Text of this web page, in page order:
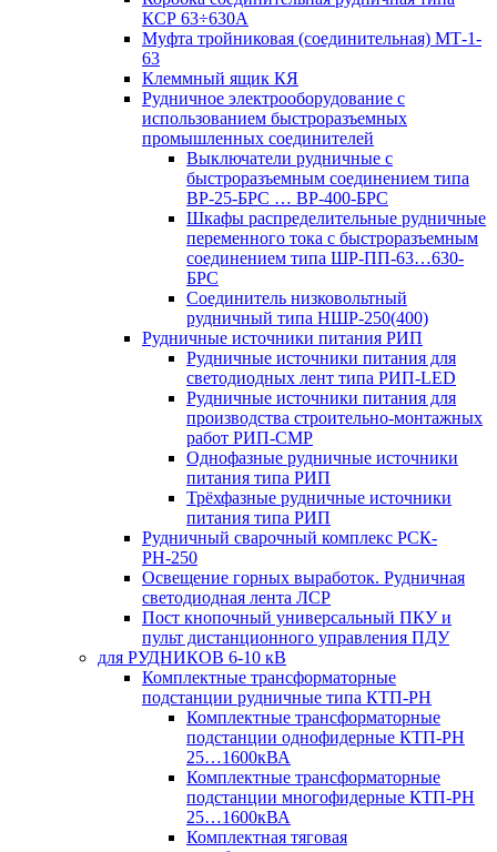
КСР 63÷630А
Муфта тройниковая (соединительная) МТ-1-
63
Клеммный ящик КЯ
Рудничное электрооборудование с
использованием быстроразъемных
промышленных соединителей
Выключатели рудничные с
быстроразъемным соединением типа
ВР-25-БРС … ВР-400-БРС
Шкафы распределительные рудничные
переменного тока с быстроразъемным
соединением типа ШР-ПП-63…630-
БРС
Соединитель низковольтный
рудничный типа НШР-250(400)
Рудничные источники питания РИП
Рудничные источники питания для
светодиодных лент типа РИП-LED
Рудничные источники питания для
производства строительно-монтажных
работ РИП-СМР
Однофазные рудничные источники
питания типа РИП
Трёхфазные рудничные источники
питания типа РИП
Рудничный сварочный комплекс РСК-
РН-250
Освещение горных выработок. Рудничная
светодиодная лента ЛСР
Пост кнопочный универсальный ПКУ и
пульт дистанционного управления ПДУ
для РУДНИКОВ 6-10 кВ
Комплектные трансформаторные
подстанции рудничные типа КТП-РН
Комплектные трансформаторные
подстанции однофидерные КТП-РН
25…1600кВА
Комплектные трансформаторные
подстанции многофидерные КТП-РН
25…1600кВА
Комплектная тяговая